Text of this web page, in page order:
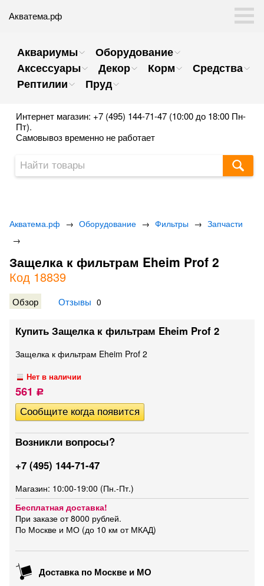
Акватема.рф
Аквариумы
Оборудование
Аксессуары
Декор Корм
Средства
Рептилии
Пруд
Интернет магазин: +7 (495) 144-71-47 (10:00 до 18:00 Пн-
Пт).
Самовывоз временно не работает
Акватема.рф → Оборудование → Фильтры → Запчасти
→
Защелка к фильтрам Eheim Prof 2
Код 18839
Обзор Отзывы 0
Купить Защелка к фильтрам Eheim Prof 2
Защелка к фильтрам Eheim Prof 2
Нет в наличии
561 Р
Возникли вопросы?
+7 (495) 144-71-47
Магазин: 10:00-19:00 (Пн.-Пт.)
Бесплатная доставка!
При заказе от 8000 рублей.
По Москве и МО (до 10 км от МКАД)
Доставка по Москве и МО